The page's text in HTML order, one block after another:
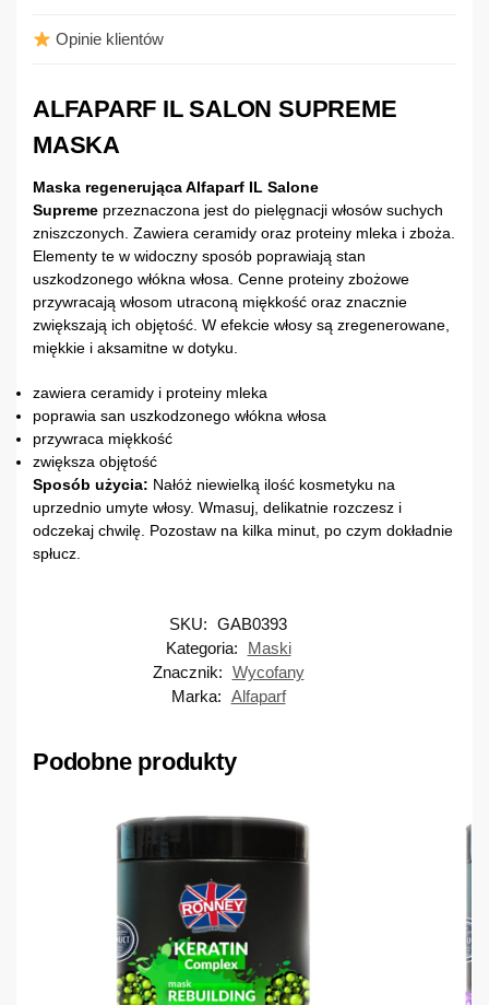
Opinie klientów
ALFAPARF IL SALON SUPREME
MASKA
Maska regenerująca Alfaparf IL Salone
Supreme przeznaczona jest do pielęgnacji włosów suchych
zniszczonych. Zawiera ceramidy oraz proteiny mleka i zboża.
Elementy te w widoczny sposób poprawiają stan
uszkodzonego włókna włosa. Cenne proteiny zbożowe
przywracają włosom utraconą miękkość oraz znacznie
zwiększają ich objętość. W efekcie włosy są zregenerowane,
miękkie i aksamitne w dotyku.
zawiera ceramidy i proteiny mleka
poprawia san uszkodzonego włókna włosa
przywraca miękkość
zwiększa objętość
Sposób użycia: Nałóż niewielką ilość kosmetyku na
uprzednio umyte włosy. Wmasuj, delikatnie rozczesz i
odczekaj chwilę. Pozostaw na kilka minut, po czym dokładnie
spłucz.
SKU: GAB0393
Kategoria:
Maski
Znacznik: Wycofany
Marka: Alfaparf
Podobne produkty